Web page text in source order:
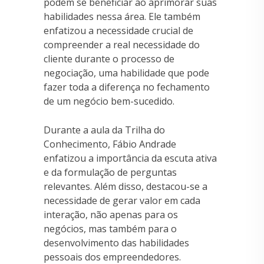
habilidades nessa área. Ele também
enfatizou a necessidade crucial de
compreender a real necessidade do
cliente durante o processo de
negociação, uma habilidade que pode
fazer toda a diferença no fechamento
de um negócio bem-sucedido.
Durante a aula da Trilha do
Conhecimento, Fábio Andrade
enfatizou a importância da escuta ativa
e da formulação de perguntas
relevantes. Além disso, destacou-se a
necessidade de gerar valor em cada
interação, não apenas para os
negócios, mas também para o
desenvolvimento das habilidades
pessoais dos empreendedores.